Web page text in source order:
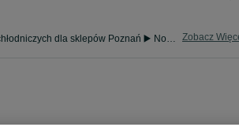
Sprzedaż lad i witryn chłodniczych dla sklepów Poznań ▶️ Nowe i używane oferty ✅ Szeroki wybór w najlepszych cenach ✌ Znajdź ogłoszenia na OLX.pl! Zobacz